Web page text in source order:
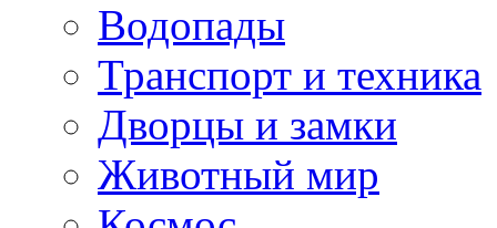
Водопады
Транспорт и техника
Дворцы и замки
Животный мир